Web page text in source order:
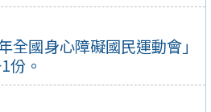
全國身心障礙國民運動會」
份。